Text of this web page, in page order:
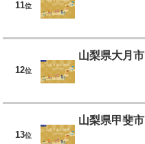
11位
12位
山梨県大月市
13位
山梨県甲斐市